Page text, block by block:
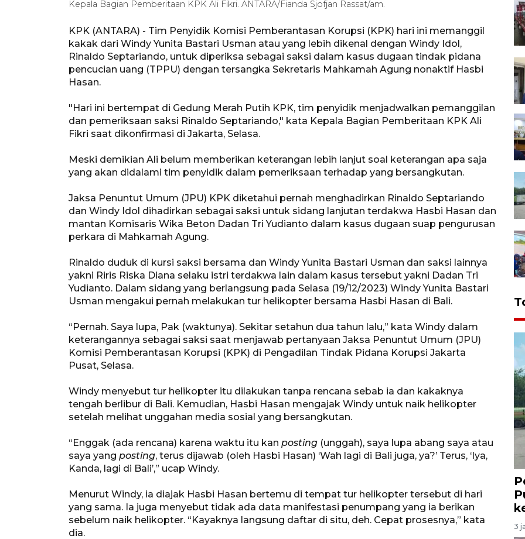
Kepala Bagian Pemberitaan KPK Ali Fikri. ANTARA/Fianda Sjofjan Rassat/am.
KPK (ANTARA) - Tim Penyidik Komisi Pemberantasan Korupsi (KPK) hari ini memanggil
kakak dari Windy Yunita Bastari Usman atau yang lebih dikenal dengan Windy Idol,
Rinaldo Septariando, untuk diperiksa sebagai saksi dalam kasus dugaan tindak pidana
pencucian uang (TPPU) dengan tersangka Sekretaris Mahkamah Agung nonaktif Hasbi
Hasan.
"Hari ini bertempat di Gedung Merah Putih KPK, tim penyidik menjadwalkan pemanggilan
dan pemeriksaan saksi Rinaldo Septariando," kata Kepala Bagian Pemberitaan KPK Ali
Fikri saat dikonfirmasi di Jakarta, Selasa.
Meski demikian Ali belum memberikan keterangan lebih lanjut soal keterangan apa saja
yang akan didalami tim penyidik dalam pemeriksaan terhadap yang bersangkutan.
Jaksa Penuntut Umum (JPU) KPK diketahui pernah menghadirkan Rinaldo Septariando
dan Windy Idol dihadirkan sebagai saksi untuk sidang lanjutan terdakwa Hasbi Hasan dan
mantan Komisaris Wika Beton Dadan Tri Yudianto dalam kasus dugaan suap pengurusan
perkara di Mahkamah Agung.
Rinaldo duduk di kursi saksi bersama dan Windy Yunita Bastari Usman dan saksi lainnya
yakni Riris Riska Diana selaku istri terdakwa lain dalam kasus tersebut yakni Dadan Tri
Yudianto. Dalam sidang yang berlangsung pada Selasa (19/12/2023) Windy Yunita Bastari
Usman mengakui pernah melakukan tur helikopter bersama Hasbi Hasan di Bali.
“Pernah. Saya lupa, Pak (waktunya). Sekitar setahun dua tahun lalu,” kata Windy dalam
keterangannya sebagai saksi saat menjawab pertanyaan Jaksa Penuntut Umum (JPU)
Komisi Pemberantasan Korupsi (KPK) di Pengadilan Tindak Pidana Korupsi Jakarta
Pusat, Selasa.
Windy menyebut tur helikopter itu dilakukan tanpa rencana sebab ia dan kakaknya
tengah berlibur di Bali. Kemudian, Hasbi Hasan mengajak Windy untuk naik helikopter
setelah melihat unggahan media sosial yang bersangkutan.
“Enggak (ada rencana) karena waktu itu kan posting (unggah), saya lupa abang saya atau
saya yang posting, terus dijawab (oleh Hasbi Hasan) ‘Wah lagi di Bali juga, ya?’ Terus, ‘Iya,
Kanda, lagi di Bali’,” ucap Windy.
Menurut Windy, ia diajak Hasbi Hasan bertemu di tempat tur helikopter tersebut di hari
yang sama. Ia juga menyebut tidak ada data manifestasi penumpang yang ia berikan
sebelum naik helikopter. “Kayaknya langsung daftar di situ, deh. Cepat prosesnya,” kata
dia.
3